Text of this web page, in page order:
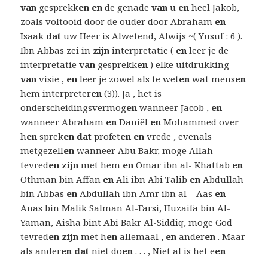
van gesprekken en de genadevan u en heel Jakob,
zoals voltooid door de ouder door Abraham en
Isaak dat uw Heer is Alwetend, Alwijs ~( Yusuf : 6 ).
Ibn Abbas zei in zijn interpretatie ( en leer je de
interpretatievan gesprekken ) elke uitdrukking
van visie , en leer je zowel als te weten wat mensen
hem interpreteren (3)). Ja , het is
onderscheidingsvermogen wanneer Jacob , en
wanneer Abraham en Daniël en Mohammed over
hen spreken dat profeten en vrede , evenals
metgezellen wanneer Abu Bakr, moge Allah
tevreden zijn met hem en Omar ibn al- Khattab en
Othman bin Affan en Ali ibn Abi Talib en Abdullah
bin Abbas en Abdullah ibn Amr ibn al – Aas en
Anas bin Malik Salman Al-Farsi, Huzaifa bin Al-
Yaman, Aisha bint Abi Bakr Al-Siddiq, moge God
tevreden zijn met hen allemaal , en anderen . Maar
als anderen dat niet doen . . . , Niet al is het een